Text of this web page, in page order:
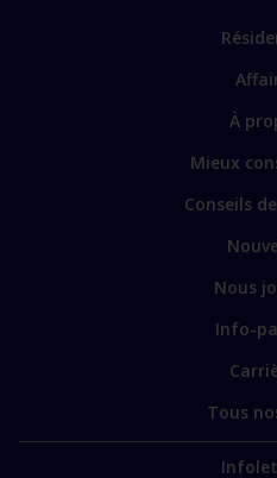
À
Mieux
Conseils
Nous
Info-
Tous